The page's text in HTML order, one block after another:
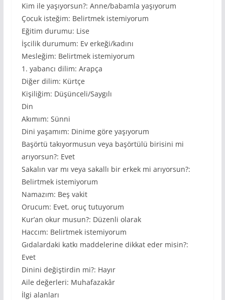
Kim ile yaşıyorsun?: Anne/babamla yaşıyorum
Çocuk isteğim: Belirtmek istemiyorum
Eğitim durumu: Lise
İşcilik durumum: Ev erkeği/kadını
Mesleğim: Belirtmek istemiyorum
1. yabancı dilim: Arapça
Diğer dilim: Kürtçe
Kişiliğim: Düşünceli/Saygılı
Din
Akımım: Sünni
Dini yaşamım: Dinime göre yaşıyorum
Başörtü takıyormusun veya başörtülü birisini mi
arıyorsun?: Evet
Sakalın var mı veya sakallı bir erkek mi arıyorsun?:
Belirtmek istemiyorum
Namazım: Beş vakit
Orucum: Evet, oruç tutuyorum
Kur’an okur musun?: Düzenli olarak
Haccım: Belirtmek istemiyorum
Gıdalardaki katkı maddelerine dikkat eder misin?:
Evet
Dinini değiştirdin mi?: Hayır
Aile değerleri: Muhafazakâr
İlgi alanları